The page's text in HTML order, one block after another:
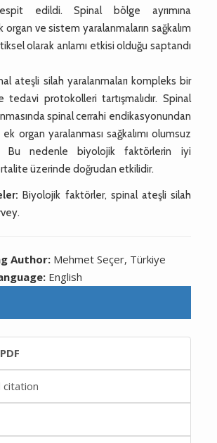
edildi. Spinal bölge ayrımına
organ ve sistem yaralanmaların sağkalım
olarak anlamı etkisi olduğu saptandı
ateşli silah yaralanmaları kompleks bir
tedavi protokolleri tartışmalıdır. Spinal
spinal cerrahi endikasyonundan
ek organ yaralanması sağkalımı olumsuz
Bu nedenle biyolojik faktörlerin iyi
üzerinde doğrudan etkilidir.
Biyolojik faktörler, spinal ateşli silah
Author: Mehmet Seçer, Türkiye
English